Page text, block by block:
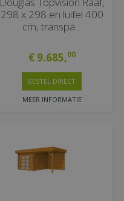
298 x 298 en luifel 400
cm, transpa…
€ 9.685,00
MEER INFORMATIE
BESTEL DIRECT